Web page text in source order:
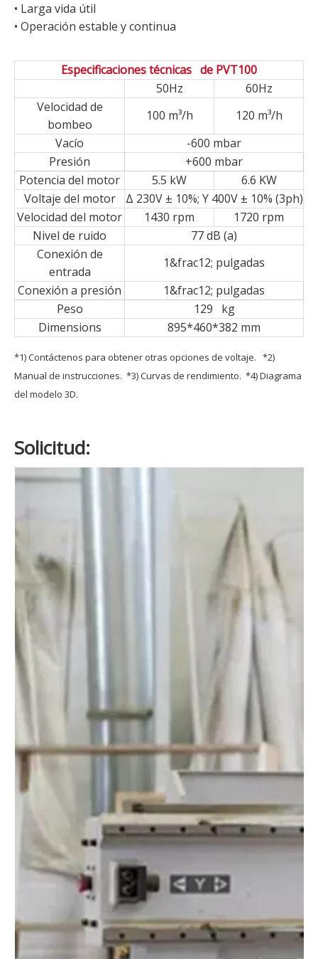
• Larga vida útil
• Operación estable y continua
Especificaciones técnicas de PVT100
50Hz
60Hz
Velocidad de
bombeo
100 m³/h
120 m³/h
Vacío
-600 mbar
Presión
+600 mbar
Potencia del motor
5.5 kW
6.6 KW
Voltaje del motor
Δ 230V ± 10%; Y 400V ± 10% (3ph)
Velocidad del motor
1430 rpm
1720 rpm
Nivel de ruido
77 dB (a)
Conexión de
entrada
1&frac12; pulgadas
Conexión a presión
1&frac12; pulgadas
Peso
129 kg
Dimensions
895*460*382 mm
*1) Contáctenos para obtener otras opciones de voltaje. *2)
Manual de instrucciones. *3) Curvas de rendimiento. *4) Diagrama
del modelo 3D.
Solicitud: